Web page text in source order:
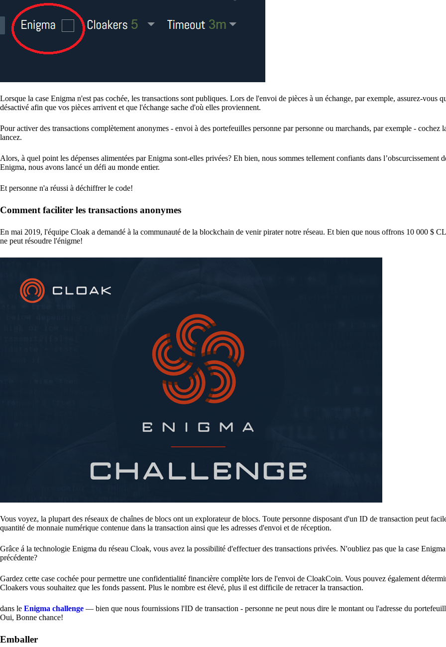
Lorsque la case Enigma n'est pas cochée, les transactions sont publiques. Lors de l'envoi de pièces à un échange, par exemple, assurez-vous
désactivé afin que vos pièces arrivent et que l'échange sache d'où elles proviennent.
Pour activer des transactions complètement anonymes - envoi à des portefeuilles personne par personne ou marchands, par exemple - cochez
lancez.
Alors, à quel point les dépenses alimentées par Enigma sont-elles privées? Eh bien, nous sommes tellement confiants dans l’obscurcissement
Enigma, nous avons lancé un défi au monde entier.
Et personne n'a réussi à déchiffrer le code!
Comment faciliter les transactions anonymes
En mai 2019, l'équipe Cloak a demandé à la communauté de la blockchain de venir pirater notre réseau. Et bien que nous offrons 10 000 $
ne peut résoudre l'énigme!
Vous voyez, la plupart des réseaux de chaînes de blocs ont un explorateur de blocs. Toute personne disposant d'un ID de transaction peut
quantité de monnaie numérique contenue dans la transaction ainsi que les adresses d'envoi et de réception.
Grâce á la technologie Enigma du réseau Cloak, vous avez la possibilité d'effectuer des transactions privées. N'oubliez pas que la case
précédente?
Gardez cette case cochée pour permettre une confidentialité financière complète lors de l'envoi de CloakCoin. Vous pouvez également
Cloakers vous souhaitez que les fonds passent. Plus le nombre est élevé, plus il est difficile de retracer la transaction.
dans le Enigma challenge — bien que nous fournissions l'ID de transaction - personne ne peut nous dire le montant ou l'adresse du
Oui, Bonne chance!
Emballer